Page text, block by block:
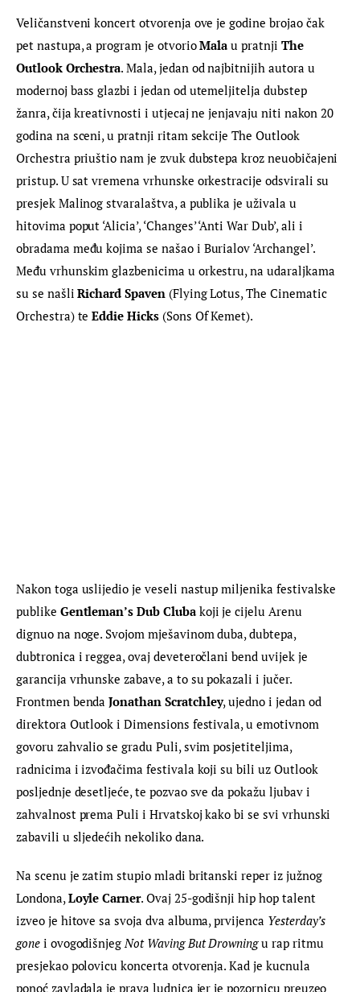
Veličanstveni koncert otvorenja ove je godine brojao čak
pet nastupa, a program je otvorio Mala u pratnji The
Outlook Orchestra. Mala, jedan od najbitnijih autora u
modernoj bass glazbi i jedan od utemeljitelja dubstep
žanra, čija kreativnosti i utjecaj ne jenjavaju niti nakon 20
godina na sceni, u pratnji ritam sekcije The Outlook
Orchestra priuštio nam je zvuk dubstepa kroz neuobičajeni
pristup. U sat vremena vrhunske orkestracije odsvirali su
presjek Malinog stvaralaštva, a publika je uživala u
hitovima poput ‘Alicia’, ‘Changes’ ‘Anti War Dub’, ali i
obradama među kojima se našao i Burialov ‘Archangel’.
Među vrhunskim glazbenicima u orkestru, na udaraljkama
su se našli Richard Spaven (Flying Lotus, The Cinematic
Orchestra) te Eddie Hicks (Sons Of Kemet).
Nakon toga uslijedio je veseli nastup miljenika festivalske
publike Gentleman’s Dub Cluba koji je cijelu Arenu
dignuo na noge. Svojom mješavinom duba, dubtepa,
dubtronica i reggea, ovaj deveteročlani bend uvijek je
garancija vrhunske zabave, a to su pokazali i jučer.
Frontmen benda Jonathan Scratchley, ujedno i jedan od
direktora Outlook i Dimensions festivala, u emotivnom
govoru zahvalio se gradu Puli, svim posjetiteljima,
radnicima i izvođačima festivala koji su bili uz Outlook
posljednje desetljeće, te pozvao sve da pokažu ljubav i
zahvalnost prema Puli i Hrvatskoj kako bi se svi vrhunski
zabavili u sljedećih nekoliko dana.
Na scenu je zatim stupio mladi britanski reper iz južnog
Londona, Loyle Carner. Ovaj 25-godišnji hip hop talent
izveo je hitove sa svoja dva albuma, prvijenca Yesterday’s
gone i ovogodišnjeg Not Waving But Drowning u rap ritmu
presjekao polovicu koncerta otvorenja. Kad je kucnula
ponoć zavladala je prava ludnica jer je pozornicu preuzeo